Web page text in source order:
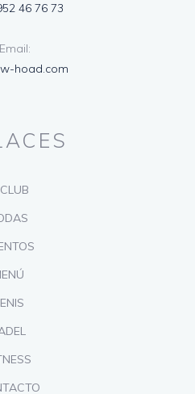
46 76 73
Email:
hoad.com